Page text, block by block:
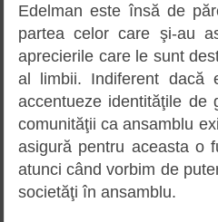
Edelman este însă de
partea celor care şi-au
aprecierile care le sunt
al limbii. Indiferent dacă
accentueze identităţile
comunităţii ca ansamblu
asigură pentru aceasta o
atunci când vorbim de
societăţi în ansamblu.